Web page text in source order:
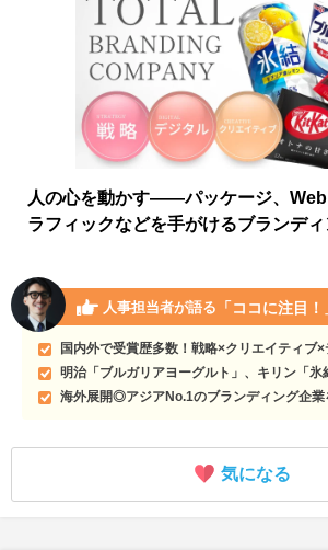
人の心を動かす――パッケージ、
ラフィックなどを手がけるブランデ
人事担当者が語る 「ココに注目！
国内外で受賞歴多数！戦略×クリエイティブ×
明治「ブルガリアヨーグルト」、キリン「氷
海外展開◎アジアNo.1のブランディング企業
気になる